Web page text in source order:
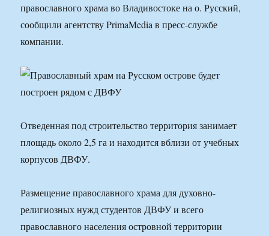
православного храма во Владивостоке на о. Русский,
сообщили агентству PrimaMedia в пресс-службе
компании.
Отведенная под строительство территория занимает
площадь около 2,5 га и находится вблизи от учебных
корпусов ДВФУ.
Размещение православного храма для духовно-
религиозных нужд студентов ДВФУ и всего
православного населения островной территории